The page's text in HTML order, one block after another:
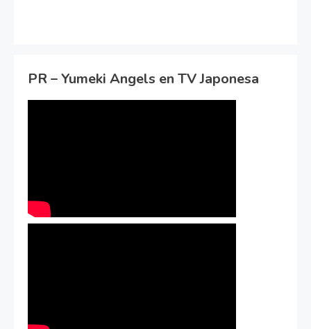
PR – Yumeki Angels en TV Japonesa